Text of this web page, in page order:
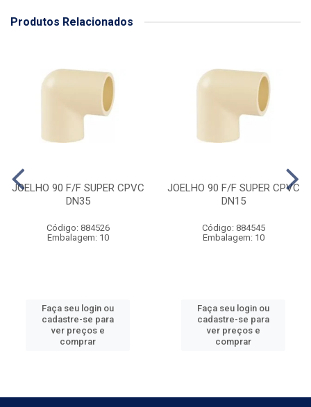
Produtos Relacionados
JOELHO 90 F/F SUPER CPVC
DN35
Código: 884526
Embalagem: 10
Faça seu login ou
cadastre-se para
ver preços e
comprar
JOELHO 90 F/F SUPER CPVC
DN15
Código: 884545
Embalagem: 10
Faça seu login ou
cadastre-se para
ver preços e
comprar